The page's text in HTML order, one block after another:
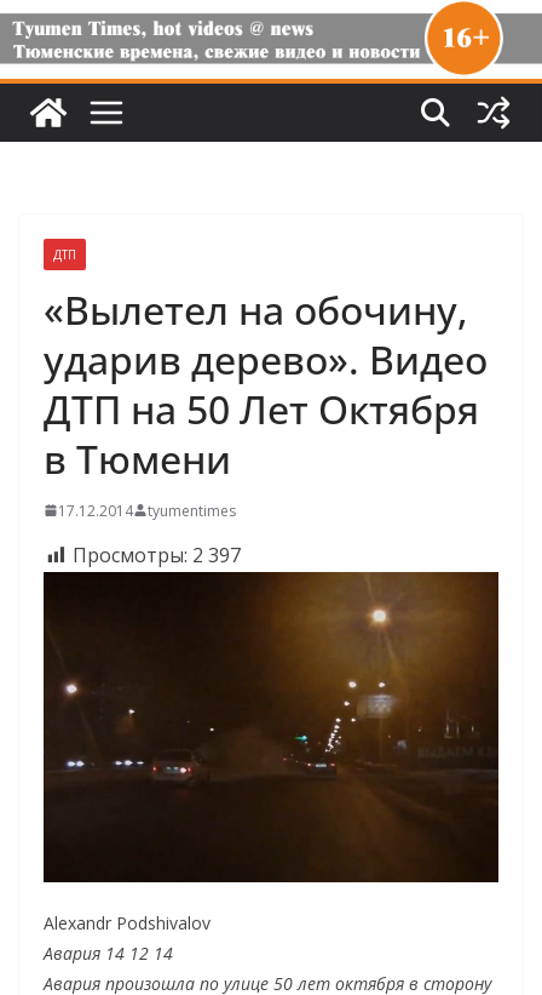
ДТП
«Вылетел на обочину,
ударив дерево». Видео
ДТП на 50 Лет Октября
в Тюмени
17.12.2014 tyumentimes
Просмотры: 2 397
Alexandr Podshivalov
Авария 14 12 14
Авария произошла по улице 50 лет октября в сторону